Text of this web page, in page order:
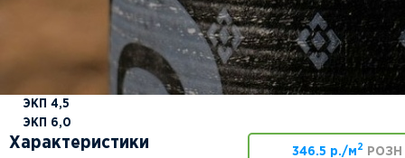
ЭКП 4,5
ЭКП 6,0
Характеристики
346.5 р./м 2 РОЗН